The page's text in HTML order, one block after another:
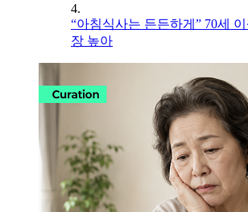
4.
“아침식사는 든든하게” 70세
장 높아